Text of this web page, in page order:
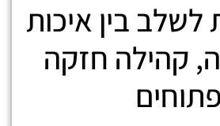
בין איכות
קהילה חזקה